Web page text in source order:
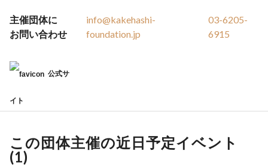
主催団体に
お問い合わせ
info@kakehashi-
foundation.jp
03-6205-
6915
公式サ
イト
この団体主催の近日予定イベント
(1)